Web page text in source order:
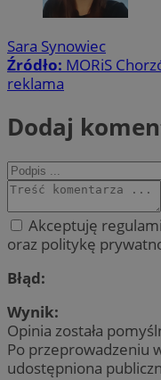
Sara Synowiec
Źródło: MORiS
reklama
Dodaj
Akceptuję
oraz politykę
Błąd:
Wynik:
Opinia została
Po przeprowadzeniu
udostępniona